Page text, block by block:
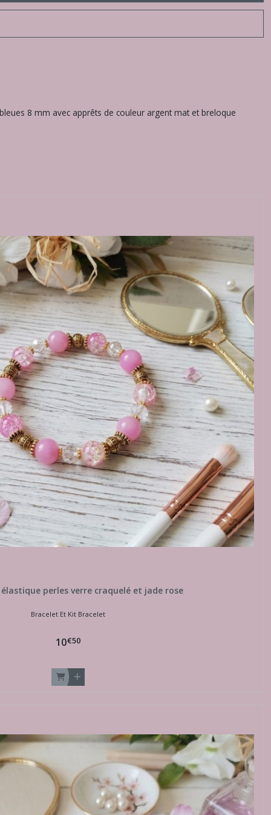
8 mm avec apprêts de couleur argent mat et breloque
perles verre craquelé et jade rose
Bracelet Et Kit Bracelet
10€50